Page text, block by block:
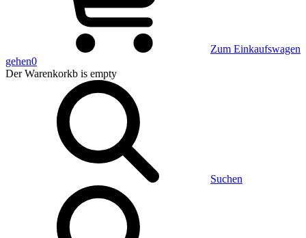
Zum Einkaufswagen
gehen0
Der Warenkorkb is empty
Suchen